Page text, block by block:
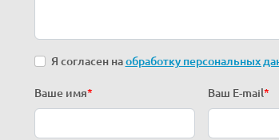
Я согласен наобработку персональных
Ваше имя* Ваш E-mail*